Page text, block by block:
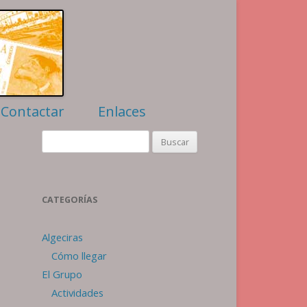
Contactar Enlaces
Filatelia
Numismática
CATEGORÍAS
Algeciras
Cómo llegar
El Grupo
Actividades